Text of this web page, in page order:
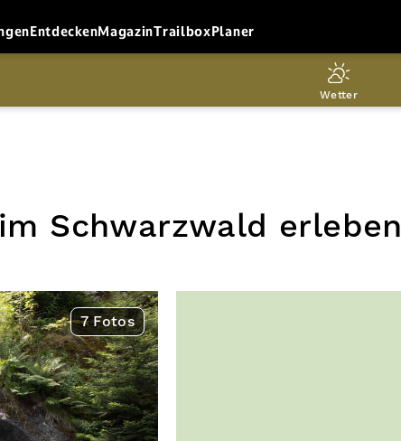
EntdeckenMagazinTrailboxPlaner
Wetter
Schwarzwald erleben
7 Fotos